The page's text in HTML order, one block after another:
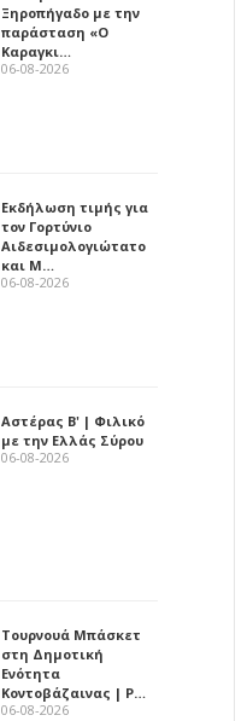
Ξηροπήγαδο με την
παράσταση «Ο
Καραγκι…
06-08-2026
Εκδήλωση τιμής για
τον Γορτύνιο
Αιδεσιμολογιώτατο
και Μ…
06-08-2026
Αστέρας Β' | Φιλικό
με την Ελλάς Σύρου
06-08-2026
Τουρνουά Μπάσκετ
στη Δημοτική
Ενότητα
Κοντοβάζαινας | Ρ…
06-08-2026